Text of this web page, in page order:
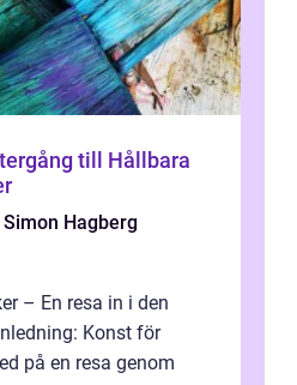
till Hållbara
Simon Hagberg
– En resa in i den
Konst för
på en resa genom